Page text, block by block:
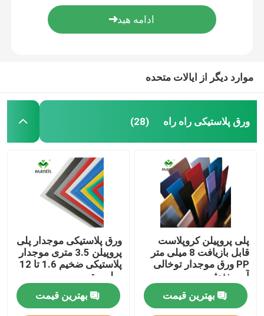
موارد دیگر از ایالات متحده
ورق پلاستیکی راه راه (28)
پلی پروپیلن کروپلاست
قابل بازیافت 8 میلی متر
PP ورق موجدار توخالی
آبی بنفش
بهترین قیمت
ورق پلاستیکی موجدار پلی
پروپیلن 3.5 متری موجدار
پلاستیکی ضخیم 1.6 تا 12
میلی متر
بهترین قیمت